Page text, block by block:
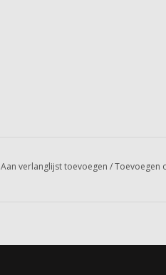
Aan verlanglijst toevoegen /Toevoegen